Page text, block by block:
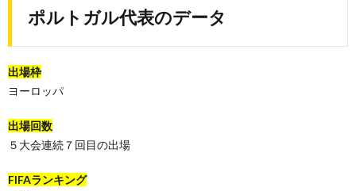
ポルトガル代表のデータ
出場枠
ヨーロッパ
出場回数
５大会連続７回目の出場
FIFAランキング